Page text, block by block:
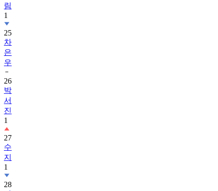
림
1
25
차
은
우
26
박
서
진
1
27
수
지
1
28